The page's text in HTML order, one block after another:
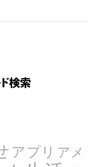
アプリ アメ